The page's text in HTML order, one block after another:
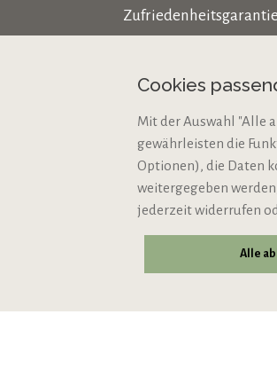
Zufriedenheitsgarantie
Cookie-Einstellungen
Bio-Zertifizierung
VERTRAG
Cookies
Mit der Auswahl "Alle
gewährleisten die
Optionen), die Daten
weitergegeben
jederzeit widerrufen
Alle